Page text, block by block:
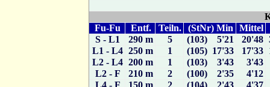
Fu-Fu
Entf. Teiln. (StNr) Min
Mittel
S - L1
290 m 5 (103) 5'21 20'48
L1 - L4 250 m 1 (105) 17'33 17'33
L2 - L4 200 m 1 (103) 3'43
3'43
L2 - F
210 m 2 (100) 2'35
4'12